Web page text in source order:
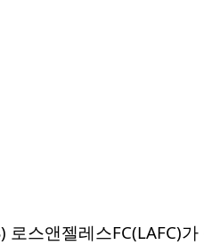
스앤젤레스FC(LAFC)